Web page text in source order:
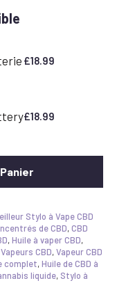
£18.99
£18.99
Stylo à Vape CBD
de CBD,CBD
,Huile à vaper CBD,
Vapeurs CBD,Vapeur CBD
complet,Huile de CBD à
liquide, Stylo à